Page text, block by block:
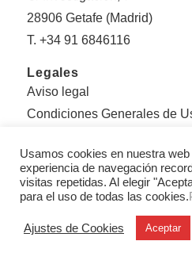
28906 Getafe (Madrid)
T. +34 91 6846116
Legales
Aviso legal
Condiciones Generales de
Política de cookies
Sobre Experimenta
Equipo
Usamos cookies en nuestra
experiencia de navegación
visitas repetidas. Al elegir
para el uso de todas las cookies.
Ajustes de Cookies Aceptar